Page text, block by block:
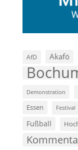
AfD Akafö
Demonstration
Essen Festival
Fußball